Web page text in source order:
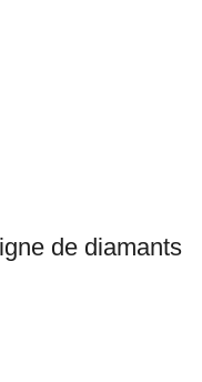
de diamants